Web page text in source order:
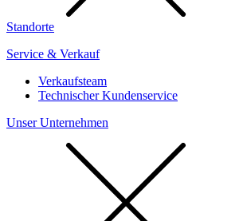
Standorte
Service & Verkauf
Verkaufsteam
Technischer Kundenservice
Unser Unternehmen